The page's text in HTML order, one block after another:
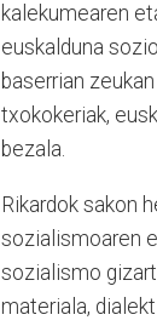
kalekumearen
euskalduna
baserrian
txokokeriak,
bezala.
Rikardok sakon
sozialismoaren
sozialismo
materiala,